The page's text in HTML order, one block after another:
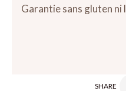
Garantie sans gluten ni
SHARE